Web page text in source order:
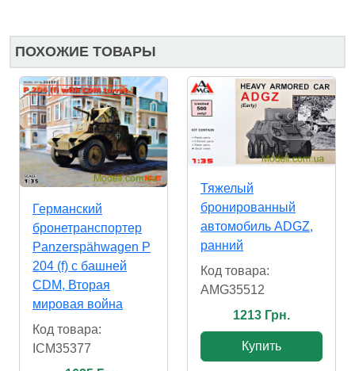
ПОХОЖИЕ ТОВАРЫ
Германский
бронетранспортер
Panzerspähwagen P
204 (f) с башней
CDM, Вторая
мировая война
Код товара:
ICM35377
Тяжелый
бронированный
автомобиль ADGZ,
ранний
Код товара:
AMG35512
1213 Грн.
Купить